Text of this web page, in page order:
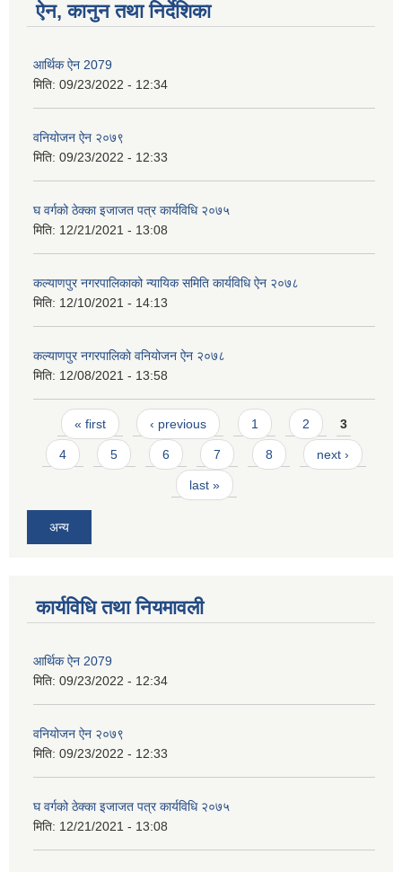
ऐन, कानुन तथा निर्देशिका
आर्थिक ऐन 2079
मिति: 09/23/2022 - 12:34
वनियोजन ऐन २०७९
मिति: 09/23/2022 - 12:33
घ वर्गको ठेक्का इजाजत पत्र कार्यविधि २०७५
मिति: 12/21/2021 - 13:08
कल्याणपुर नगरपालिकाको न्यायिक समिति कार्यविधि ऐन २०७८
मिति: 12/10/2021 - 14:13
कल्याणपुर नगरपालिकाे वनियोजन ऐन २०७८
मिति: 12/08/2021 - 13:58
Pages
« first ‹ previous 1 2 3
4 5 6 7 8 next ›
last »
अन्य
कार्यविधि तथा नियमावली
आर्थिक ऐन 2079
मिति: 09/23/2022 - 12:34
वनियोजन ऐन २०७९
मिति: 09/23/2022 - 12:33
घ वर्गको ठेक्का इजाजत पत्र कार्यविधि २०७५
मिति: 12/21/2021 - 13:08